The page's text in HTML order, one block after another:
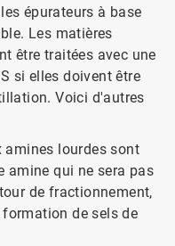
épurateurs à base
Les matières
être traitées avec une
S si elles doivent être
Voici d'autres
amines lourdes sont
amine qui ne sera pas
de fractionnement,
de sels de